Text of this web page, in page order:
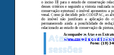
Atas - Últimas
sessões